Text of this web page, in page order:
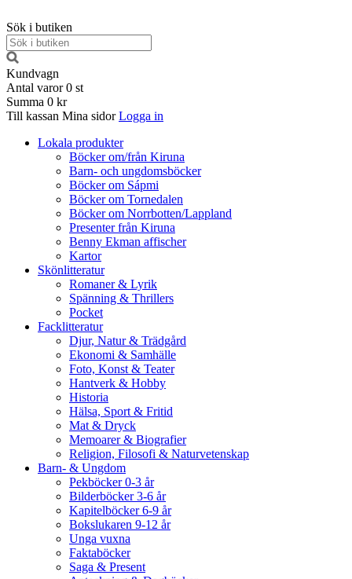
Sök i butiken
Kundvagn
Antal varor 0 st
Summa 0 kr
Till kassan Mina sidor Logga in
Lokala produkter
Böcker om/från Kiruna
Barn- och ungdomsböcker
Böcker om Sápmi
Böcker om Tornedalen
Böcker om Norrbotten/Lappland
Presenter från Kiruna
Benny Ekman affischer
Kartor
Skönlitteratur
Romaner & Lyrik
Spänning & Thrillers
Pocket
Facklitteratur
Djur, Natur & Trädgård
Ekonomi & Samhälle
Foto, Konst & Teater
Hantverk & Hobby
Historia
Hälsa, Sport & Fritid
Mat & Dryck
Memoarer & Biografier
Religion, Filosofi & Naturvetenskap
Barn- & Ungdom
Pekböcker 0-3 år
Bilderböcker 3-6 år
Kapitelböcker 6-9 år
Bokslukaren 9-12 år
Unga vuxna
Faktaböcker
Saga & Present